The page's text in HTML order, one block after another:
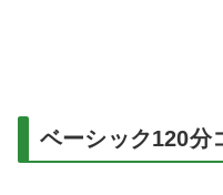
ベーシック120分